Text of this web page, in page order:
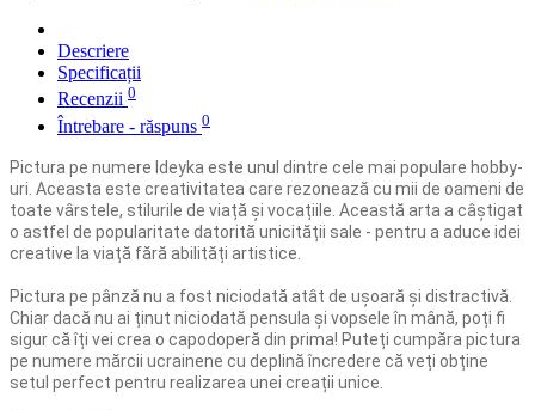
Descriere
Specificații
Recenzii 0
Întrebare - răspuns 0
Pictura pe numere Ideyka este unul dintre cele mai populare hobby-
uri. Aceasta este creativitatea care rezonează cu mii de oameni de
toate vârstele, stilurile de viață și vocațiile. Această arta a câștigat
o astfel de popularitate datorită unicității sale - pentru a aduce idei
creative la viață fără abilități artistice.
Pictura pe pânză nu a fost niciodată atât de ușoară și distractivă.
Chiar dacă nu ai ținut niciodată pensula și vopsele în mână, poți fi
sigur că îți vei crea o capodoperă din prima! Puteți cumpăra pictura
pe numere mărcii ucrainene cu deplină încredere că veți obține
setul perfect pentru realizarea unei creații unice.